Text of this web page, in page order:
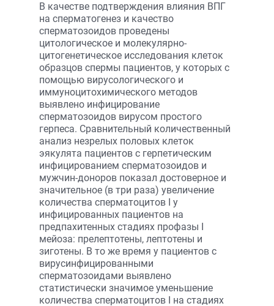
В качестве подтверждения влияния ВПГ
на сперматогенез и качество
сперматозоидов проведены
цитологическое и молекулярно-
цитогенетическое исследования клеток
образцов спермы пациентов, у которых с
помощью вирусологического и
иммуноцитохимического методов
выявлено инфицирование
сперматозоидов вирусом простого
герпеса. Сравнительный количественный
анализ незрелых половых клеток
эякулята пациентов с герпетическим
инфицированием сперматозоидов и
мужчин-доноров показал достоверное и
значительное (в три раза) увеличение
количества сперматоцитов I у
инфицированных пациентов на
предпахитенных стадиях профазы I
мейоза: прелептотены, лептотены и
зиготены. В то же время у пациентов с
вирусинфицированными
сперматозоидами выявлено
статистически значимое уменьшение
количества сперматоцитов I на стадиях